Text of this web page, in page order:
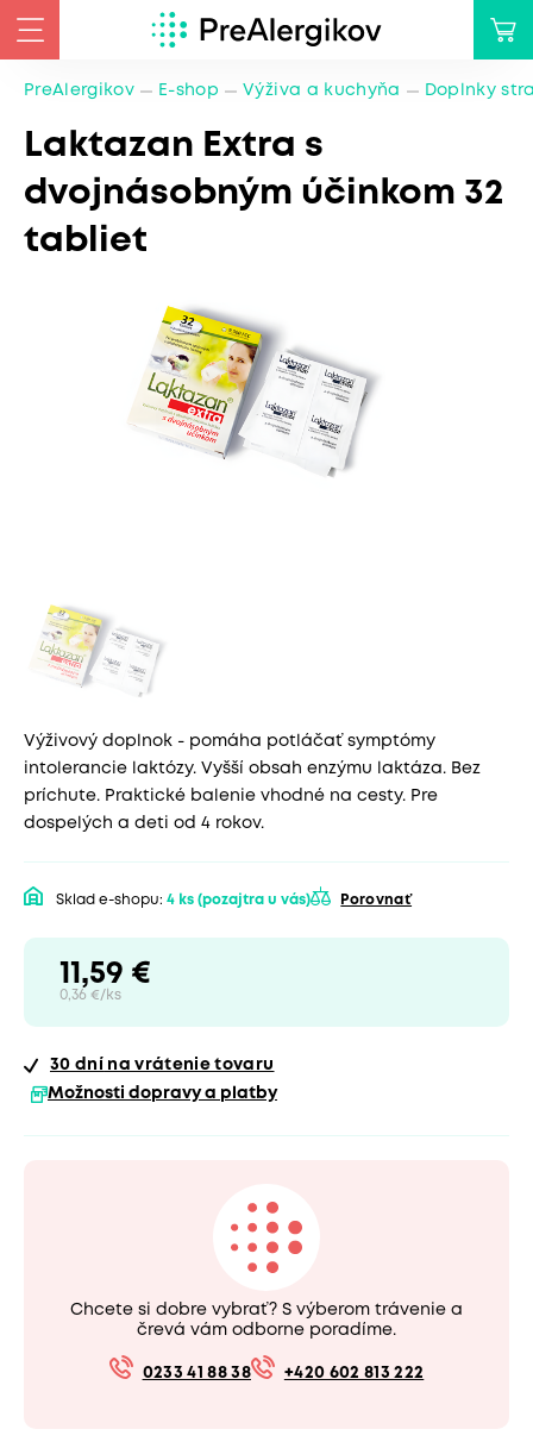
PreAlergikov E-shop Výživa a kuchyňa Doplnky
Laktazan Extra s
dvojnásobným účinkom 32
tabliet
Výživový doplnok - pomáha potláčať symptómy
intolerancie laktózy. Vyšší obsah enzýmu laktáza. Bez
príchute. Praktické balenie vhodné na cesty. Pre
dospelých a deti od 4 rokov.
Sklad e-shopu: 4 ks (pozajtra u vás) Porovnať
11,59 €
0,36 €/ks
30 dní na vrátenie tovaru
Možnosti dopravy a platby
Chcete si dobre vybrať? S výberom trávenie a
črevá vám odborne poradíme.
0233 41 88 38 +420 602 813 222